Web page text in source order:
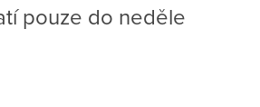
pouze do neděle